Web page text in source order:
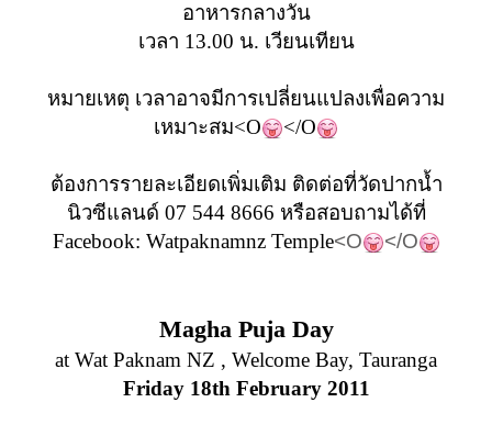
อาหารกลางวัน
เวลา 13.00 น. เวียนเทียน
หมายเหตุ เวลาอาจมีการเปลี่ยนแปลงเพื่อความ
เหมาะสม<O
</O
ต้องการรายละเอียดเพิ่มเติม ติดต่อที่วัดปากน้ำ
นิวซีแลนด์ 07 544 8666 หรือสอบถามได้ที่
Facebook: Watpaknamnz Temple<O </O
Magha Puja Day
at Wat Paknam NZ , Welcome Bay, Tauranga
Friday 18th February 2011